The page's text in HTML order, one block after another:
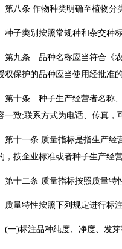
条 作物种类明确至植物分类
类别按照常规种和杂交种标
条 品种名称应当符合《农
权保护的品种应当使用经批准的
条 种子生产经营者名称、
一致;联系方式为电话、传真，
一条 质量指标是指生产经营
，按企业标准或者种子生产经
二条 质量指标按照质量特性
量特性按照下列规定进行标注
)标注品种纯度、净度、发芽